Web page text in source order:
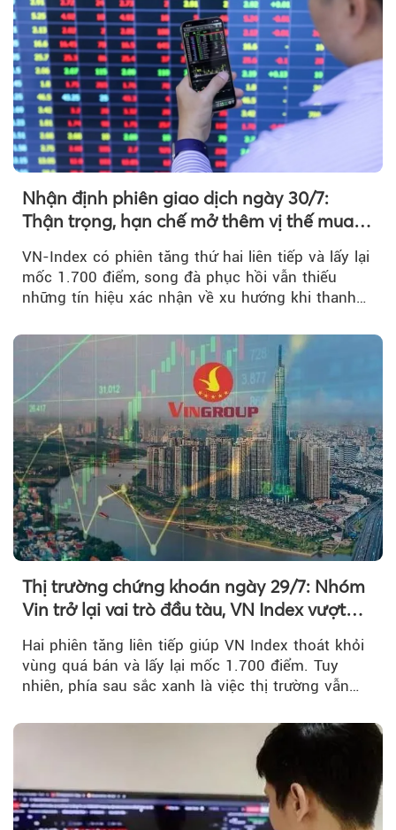
Nhận định phiên giao dịch ngày 30/7:
Thận trọng, hạn chế mở thêm vị thế mua
VN-Index có phiên tăng thứ hai liên tiếp và lấy lại
mốc 1.700 điểm, song đà phục hồi vẫn thiếu
những tín hiệu xác nhận về xu hướng khi thanh
Thị trường chứng khoán ngày 29/7: Nhóm
Vin trở lại vai trò đầu tàu, VN Index vượt
Hai phiên tăng liên tiếp giúp VN Index thoát khỏi
vùng quá bán và lấy lại mốc 1.700 điểm. Tuy
nhiên, phía sau sắc xanh là việc thị trường vẫn
tiền vẫn chưa thực sự trở lại.